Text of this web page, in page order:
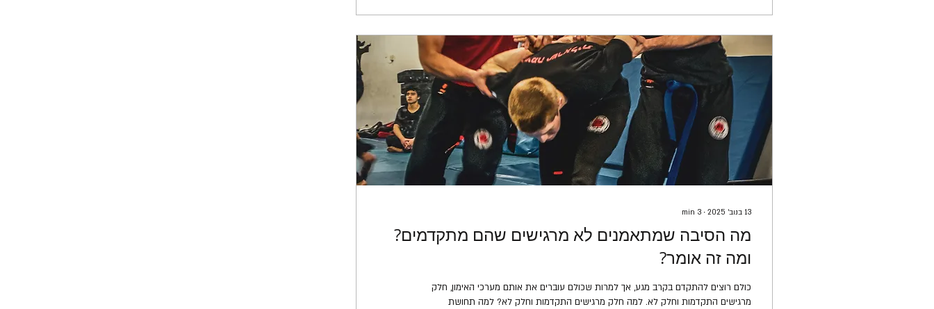
13 בנוב׳ 2025 ∙
3
min
מה הסיבה שמתאמנים לא מרגישים שהם מתקדמים?
ומה זה אומר?
כולם רוצים להתקדם בקרב מגע, אך למרות שכולם עוברים את אותם מערכי האימון, חלק
מרגישים התקדמות וחלק לא. למה חלק מרגישים התקדמות וחלק לא? למה תחושת